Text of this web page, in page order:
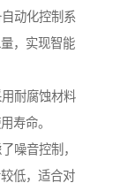
动化控制系
，实现智能
耐腐蚀材料
寿命。
噪音控制，
低，适合对